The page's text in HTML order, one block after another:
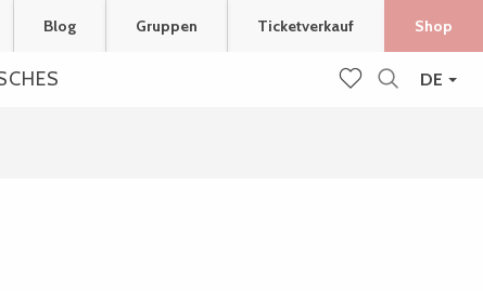
DE
Blog Gruppen Ticketverkauf Shop